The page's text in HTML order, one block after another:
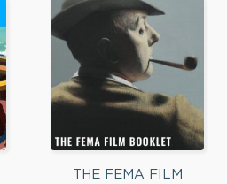
THE FEMA FILM